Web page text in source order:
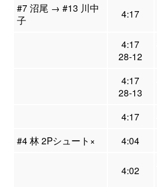
#7 沼尾 → #13 川中
子
4:17
4:17
28-12
4:17
28-13
4:17
#4 林 2Pシュート×
4:04
4:02